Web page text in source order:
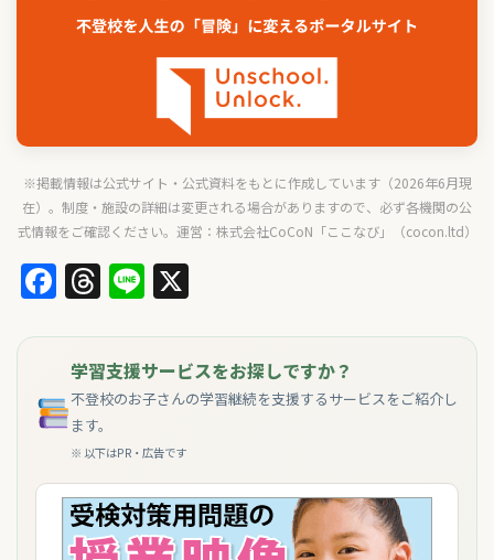
※掲載情報は公式サイト・公式資料をもとに作成しています（2026年6月現
在）。制度・施設の詳細は変更される場合がありますので、必ず各機関の公
式情報をご確認ください。運営：株式会社CoCoN「ここなび」（cocon.ltd）
Facebook
Threads
Line
学習支援サービスをお探しですか？
不登校のお子さんの学習継続を支援するサービスをご紹介し
ます。
※ 以下はPR・広告です